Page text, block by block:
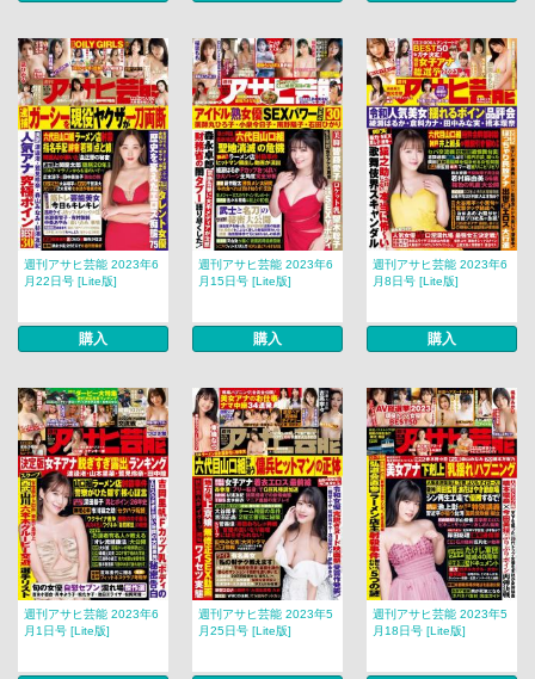
週刊アサヒ芸能 2023年6
月22日号 [Lite版]
購入
週刊アサヒ芸能 2023年6
月15日号 [Lite版]
購入
週刊アサヒ芸能 2023年6
月8日号 [Lite版]
購入
週刊アサヒ芸能 2023年6
月1日号 [Lite版]
週刊アサヒ芸能 2023年5
月25日号 [Lite版]
週刊アサヒ芸能 2023年5
月18日号 [Lite版]